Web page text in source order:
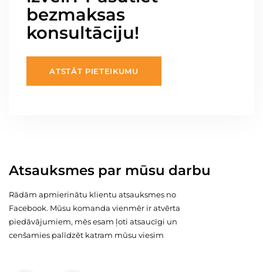
bezmaksas
konsultāciju!
ATSTĀT PIETEIKUMU
Atsauksmes par mūsu darbu
Rādām apmierinātu klientu atsauksmes no
Facebook. Mūsu komanda vienmēr ir atvērta
piedāvājumiem, mēs esam ļoti atsaucīgi un
cenšamies palīdzēt katram mūsu viesim